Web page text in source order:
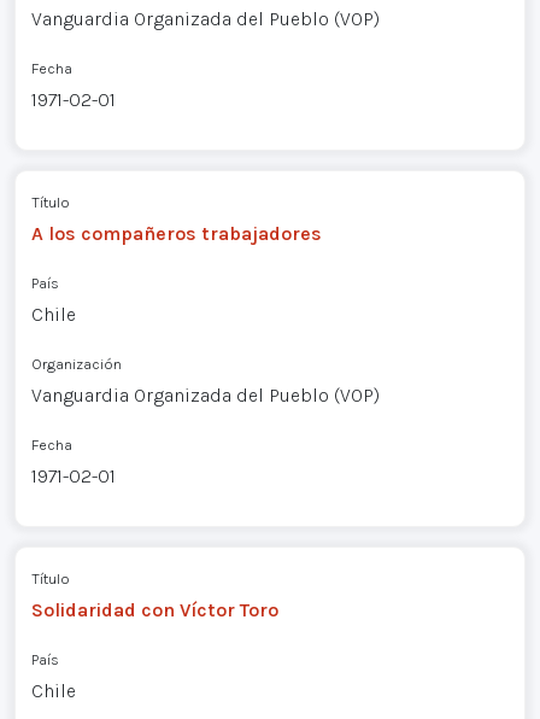
Vanguardia Organizada del Pueblo (VOP)
Fecha
1971-02-01
Título
A los compañeros trabajadores
País
Chile
Organización
Vanguardia Organizada del Pueblo (VOP)
Fecha
1971-02-01
Título
Solidaridad con Víctor Toro
País
Chile